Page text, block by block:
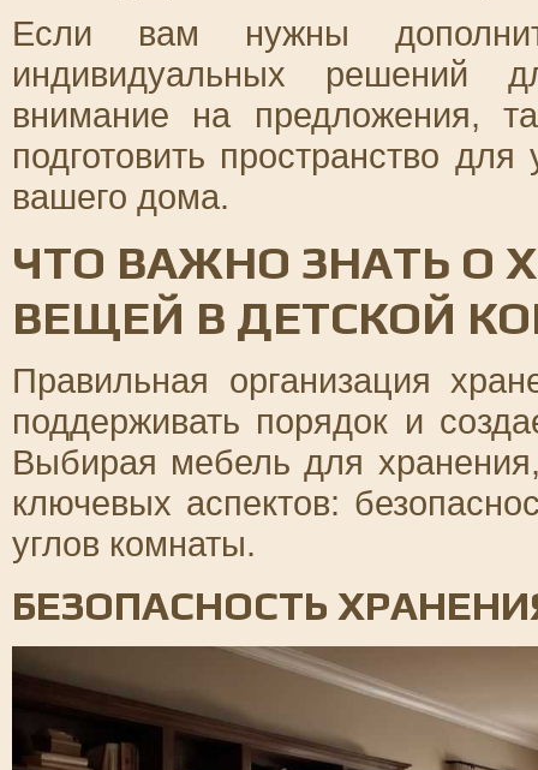
Если вам нужны
индивидуальных решений
внимание на предложения,
подготовить пространство
вашего дома.
ЧТО ВАЖНО ЗНАТЬ О
ВЕЩЕЙ В ДЕТСКОЙ
Правильная организация
поддерживать порядок и
Выбирая мебель для
ключевых аспектов:
углов комнаты.
БЕЗОПАСНОСТЬ